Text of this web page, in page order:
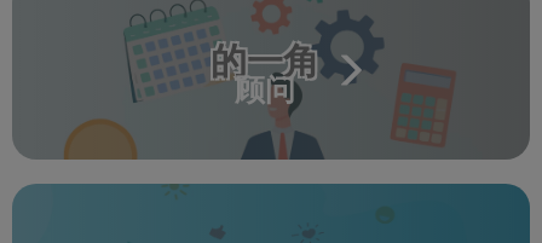
的一角
顾问